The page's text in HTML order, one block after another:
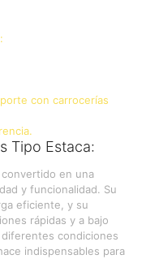
con carrocerías
Tipo Estaca:
en una
y funcionalidad. Su
eficiente, y su
rápidas y a bajo
condiciones
indispensables para